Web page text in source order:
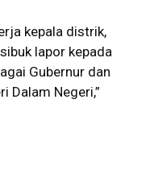
kepala distrik,
lapor kepada
Gubernur dan
Dalam Negeri,”